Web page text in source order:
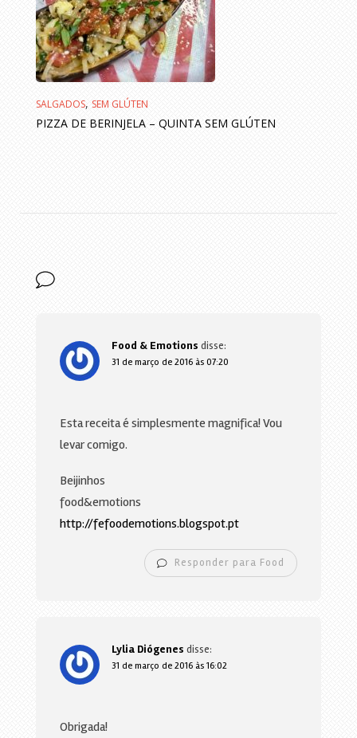
SALGADOS, SEM GLÚTEN
PIZZA DE BERINJELA – QUINTA SEM GLÚTEN
Food & Emotions disse:
31 de março de 2016 às 07:20
Esta receita é simplesmente magnifica! Vou
levar comigo.
Beijinhos
food&emotions
http://fefoodemotions.blogspot.pt
Responder para Food
Lylia Diógenes disse:
31 de março de 2016 às 16:02
Obrigada!